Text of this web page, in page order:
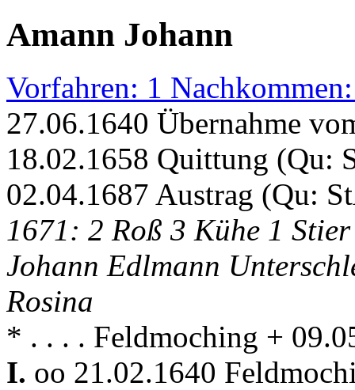
Amann Johann
Vorfahren: 1
27.06.1640 Übernahme
18.02.1658 Quittung (Qu:
02.04.1687 Austrag (Qu:
1671: 2 Roß 3 Kühe 1
Johann Edlmann
Rosina
* . . . . Feldmoching +
I. oo 21.02.1640